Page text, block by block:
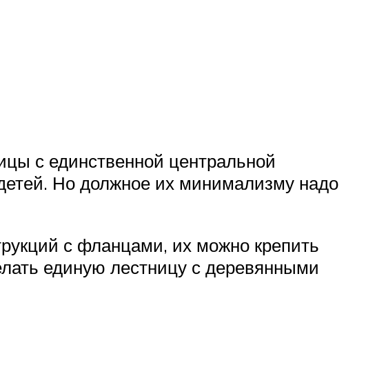
с единственной центральной
Но должное их минимализму надо
с фланцами, их можно крепить
единую лестницу с деревянными